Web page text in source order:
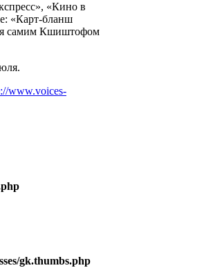
«Кино в
«Карт-бланш
самим Кшиштофом
www.voices-
gk.thumbs.php